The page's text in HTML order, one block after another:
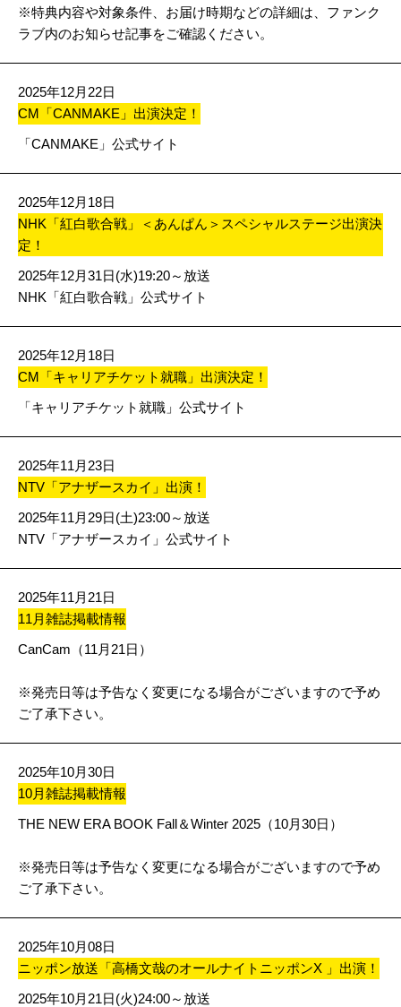
※特典内容や対象条件、お届け時期などの詳細は、ファンク
ラブ内のお知らせ記事をご確認ください。
2025年12月22日
CM「CANMAKE」出演決定！
「CANMAKE」公式サイト
2025年12月18日
NHK「紅白歌合戦」＜あんぱん＞スペシャルステージ出演決
定！
2025年12月31日(水)19:20～放送
NHK「紅白歌合戦」公式サイト
2025年12月18日
CM「キャリアチケット就職」出演決定！
「キャリアチケット就職」公式サイト
2025年11月23日
NTV「アナザースカイ」出演！
2025年11月29日(土)23:00～放送
NTV「アナザースカイ」公式サイト
2025年11月21日
11月雑誌掲載情報
CanCam（11月21日）
※発売日等は予告なく変更になる場合がございますので予め
ご了承下さい。
2025年10月30日
10月雑誌掲載情報
THE NEW ERA BOOK Fall＆Winter 2025（10月30日）
※発売日等は予告なく変更になる場合がございますので予め
ご了承下さい。
2025年10月08日
ニッポン放送「高橋文哉のオールナイトニッポンX 」出演！
2025年10月21日(火)24:00～放送